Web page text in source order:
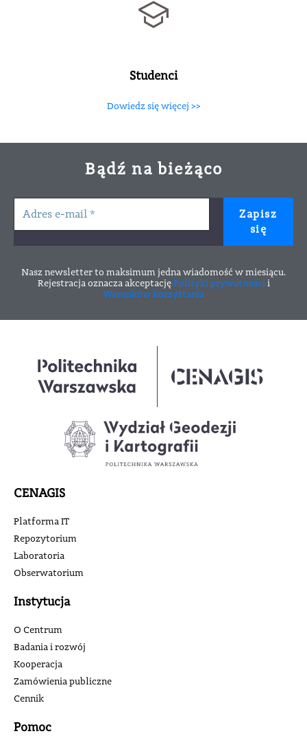
Studenci
Dowiedz się więcej >>
Bądź na bieżąco
Nasz newsletter to maksimum jedna wiadomość w miesiącu.
Rejestracja oznacza akceptacjęPolityki prywatności i
Warunków korzystania
CENAGIS
Platforma IT
Repozytorium
Laboratoria
Obserwatorium
Instytucja
O Centrum
Badania i rozwój
Kooperacja
Zamówienia publiczne
Cennik
Pomoc